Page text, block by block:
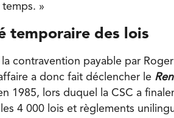
»
temporaire des lois
contravention payable par
a donc fait déclencher le
1985, lors duquel la CSC a
4 000 lois et règlements